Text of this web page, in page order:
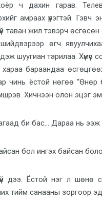
ч дахин гарав.
амраах үүрэгтэй.
таван жил тэвэрч
шийдвэрээр өгч
шуугиан тарилаа.
хараа бараандаа
чинь ёстой нөгөө
Хичнээн олон эцэг
би бас… Дараа нь
бол ингэх байсан
дээ. Ёстой нэг л
тийм санааны зоргоор